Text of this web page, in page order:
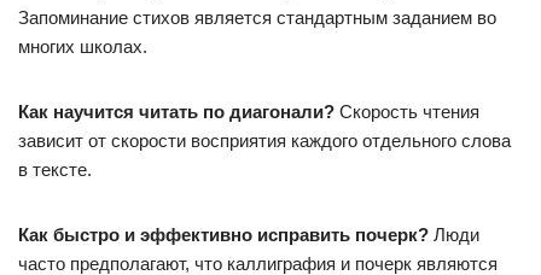
Запоминание стихов является стандартным заданием во
многих школах.
Как научится читать по диагонали? Скорость чтения
зависит от скорости восприятия каждого отдельного слова
в тексте.
Как быстро и эффективно исправить почерк? Люди
часто предполагают, что каллиграфия и почерк являются